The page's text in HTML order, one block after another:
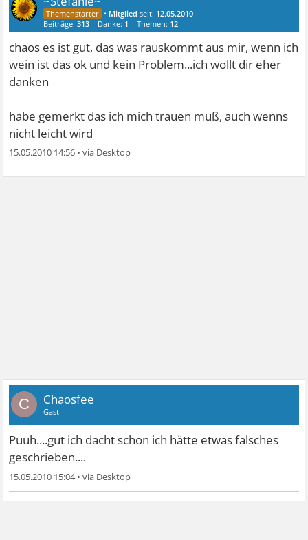
• Mitglied seit: 12.05.2010
Beiträge:313 Danke: 1 Themen: 12
chaos es ist gut, das was rauskommt aus mir, wenn ich
wein ist das ok und kein Problem...ich wollt dir eher
danken
habe gemerkt das ich mich trauen muß, auch wenns
nicht leicht wird
15.05.2010 14:56 •
C Chaosfee
Gast
Puuh....gut ich dacht schon ich hätte etwas falsches
geschrieben....
15.05.2010 15:04•